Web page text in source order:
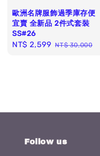
歐洲名牌服飾過季庫存便
宜賣 全新品 2件式套裝
SS#26
Sale
NT$ 2,599 Regular
NT$ 30,000
Follow us